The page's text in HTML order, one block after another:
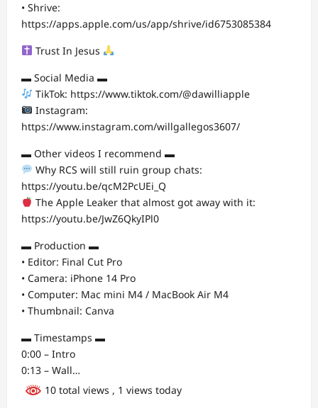
• Shrive:
https://apps.apple.com/us/app/shrive/id6753085384
Trust In Jesus
▬ Social Media ▬
TikTok: https://www.tiktok.com/@dawilliapple
Instagram:
https://www.instagram.com/willgallegos3607/
▬ Other videos I recommend ▬
Why RCS will still ruin group chats:
https://youtu.be/qcM2PcUEi_Q
The Apple Leaker that almost got away with it:
https://youtu.be/JwZ6QkyIPl0
▬ Production ▬
• Editor: Final Cut Pro
• Camera: iPhone 14 Pro
• Computer: Mac mini M4 / MacBook Air M4
• Thumbnail: Canva
▬ Timestamps ▬
0:00 – Intro
0:13 – Wall…
10 total views , 1 views today